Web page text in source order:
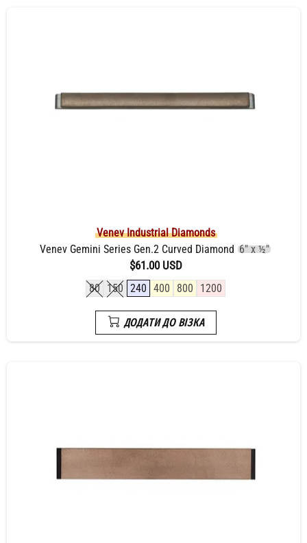
Venev Industrial Diamonds
Venev Gemini Series Gen.2 Curved Diamond 6" x ½"
$61.00 USD
80 150 240 400 800 1200
ДОДАТИ ДО ВІЗКА